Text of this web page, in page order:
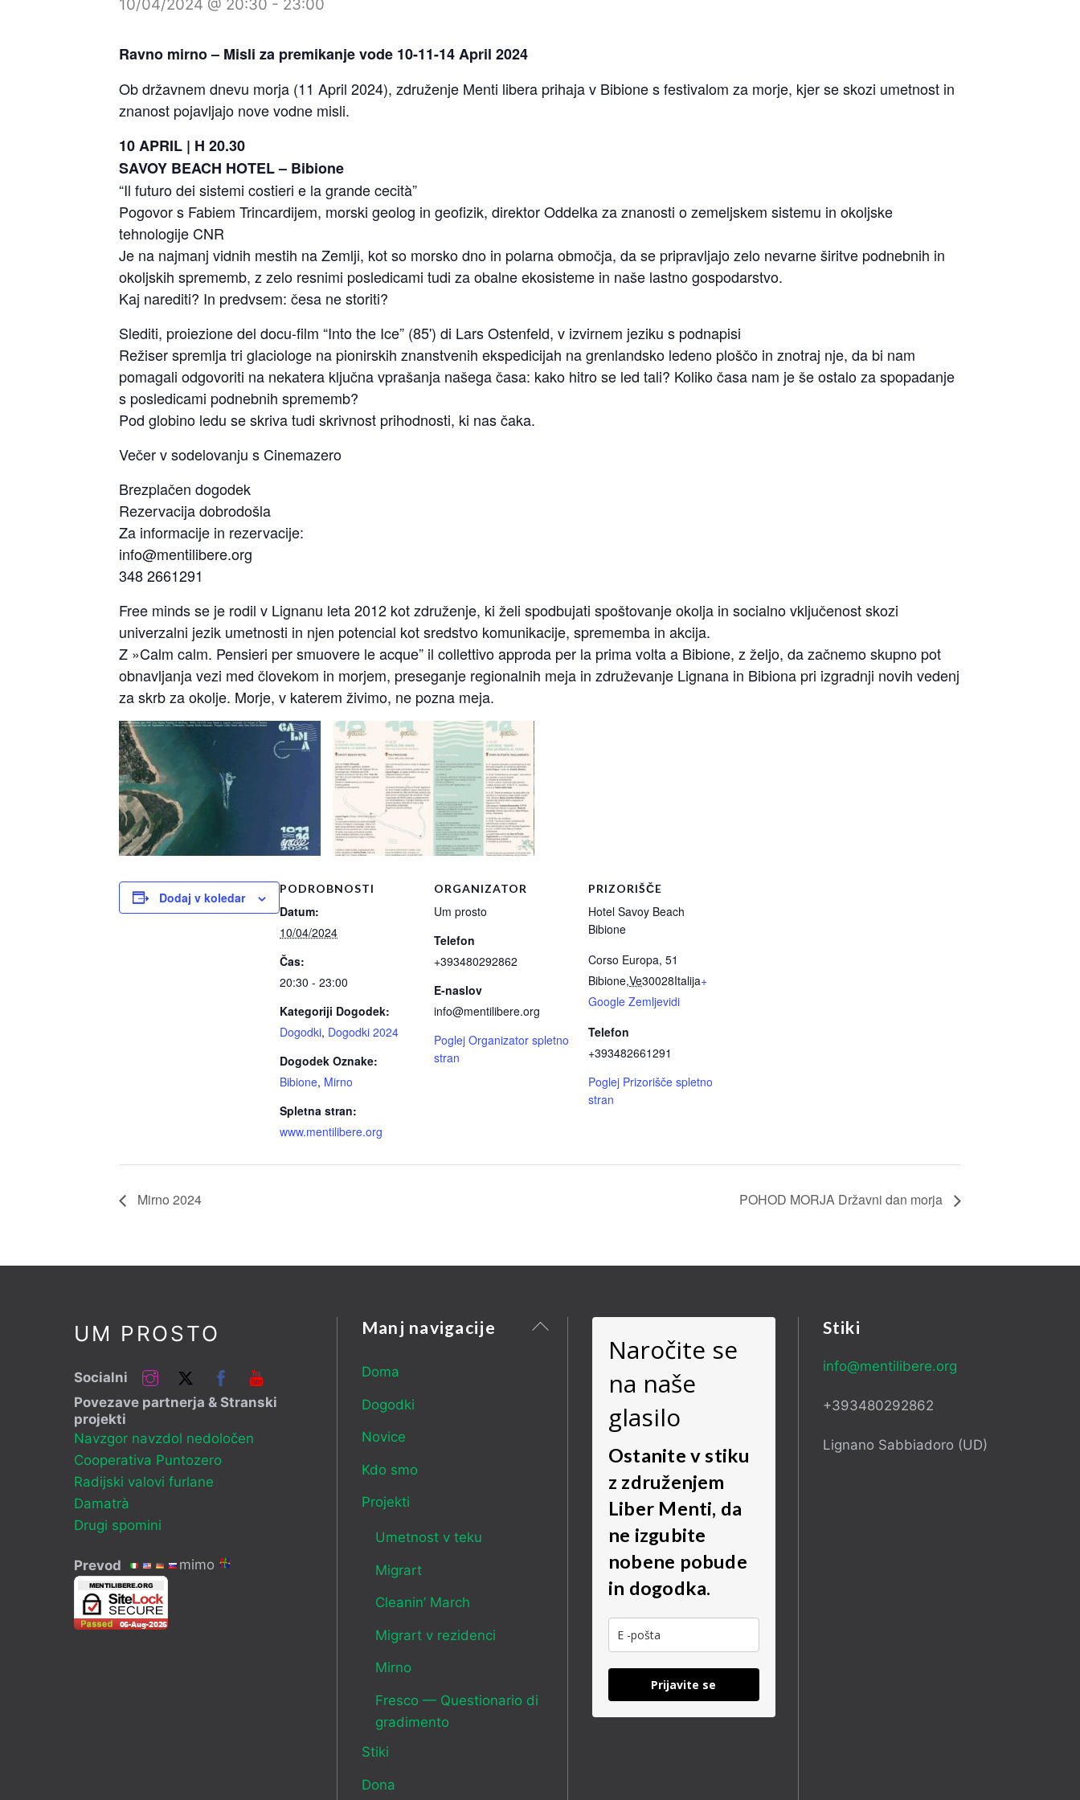
10/04/2024 @ 20:30 - 23:00
Ravno mirno – Misli za premikanje vode 10-11-14 April 2024
Ob državnem dnevu morja (11 April 2024), združenje Menti libera prihaja v Bibione s festivalom za morje, kjer se skozi umetnost in
znanost pojavljajo nove vodne misli.
10 APRIL | H 20.30
SAVOY BEACH HOTEL – Bibione
“Il futuro dei sistemi costieri e la grande cecità”
Pogovor s Fabiem Trincardijem, morski geolog in geofizik, direktor Oddelka za znanosti o zemeljskem sistemu in okoljske
tehnologije CNR
Je na najmanj vidnih mestih na Zemlji, kot so morsko dno in polarna območja, da se pripravljajo zelo nevarne širitve podnebnih in
okoljskih sprememb, z zelo resnimi posledicami tudi za obalne ekosisteme in naše lastno gospodarstvo.
Kaj narediti? In predvsem: česa ne storiti?
Slediti, proiezione del docu-film “Into the Ice” (85') di Lars Ostenfeld, v izvirnem jeziku s podnapisi
Režiser spremlja tri glaciologe na pionirskih znanstvenih ekspedicijah na grenlandsko ledeno ploščo in znotraj nje, da bi nam
pomagali odgovoriti na nekatera ključna vprašanja našega časa: kako hitro se led tali? Koliko časa nam je še ostalo za spopadanje
s posledicami podnebnih sprememb?
Pod globino ledu se skriva tudi skrivnost prihodnosti, ki nas čaka.
Večer v sodelovanju s Cinemazero
Brezplačen dogodek
Rezervacija dobrodošla
Za informacije in rezervacije:
info@mentilibere.org
348 2661291
Free minds se je rodil v Lignanu leta 2012 kot združenje, ki želi spodbujati spoštovanje okolja in socialno vključenost skozi
univerzalni jezik umetnosti in njen potencial kot sredstvo komunikacije, sprememba in akcija.
Z »Calm calm. Pensieri per smuovere le acque” il collettivo approda per la prima volta a Bibione, z željo, da začnemo skupno pot
obnavljanja vezi med človekom in morjem, preseganje regionalnih meja in združevanje Lignana in Bibiona pri izgradnji novih vedenj
za skrb za okolje. Morje, v katerem živimo, ne pozna meja.
Dodaj v koledar
PODROBNOSTI
Datum:
10/04/2024
Čas:
20:30 - 23:00
Kategoriji Dogodek:
Dogodki, Dogodki 2024
Dogodek Oznake:
Bibione, Mirno
Spletna stran:
www.mentilibere.org
ORGANIZATOR
Um prosto
Telefon
+393480292862
E-naslov
info@mentilibere.org
Poglej Organizator spletno
stran
PRIZORIŠČE
Hotel Savoy Beach
Bibione
Corso Europa, 51
Bibione,Ve30028Italija+
Google Zemljevidi
Telefon
+393482661291
Poglej Prizorišče spletno
stran
Mirno 2024 POHOD MORJA Državni dan morja
Nazaj
UM PROSTO
Socialni
InstagramTwitter Facebook
Povezave partnerja & Stranski
projekti
Navzgor navzdol nedoločen
Cooperativa Puntozero
Radijski valovi furlane
Damatrà
Drugi spomini
Prevod mimo
Manj navigacije
Doma
Dogodki
Novice
Kdo smo
Projekti
Umetnost v teku
Migrart
Cleanin’ March
Migrart v rezidenci
Mirno
Fresco — Questionario di
gradimento
Stiki
Dona
Naročite se
na naše
glasilo
Ostanite v stiku
z združenjem
Liber Menti, da
ne izgubite
nobene pobude
in dogodka.
Prijavite se
Stiki
info@mentilibere.org
+393480292862
Lignano Sabbiadoro (UD)